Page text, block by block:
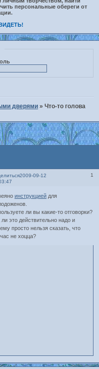
персональные обереги от
дверями »Что-то голова
1
2009-09-12
инструкцией для
ли вы какие-то отговорки?
ли это действительно надо и
просто нельзя сказать, что
не хоцца?